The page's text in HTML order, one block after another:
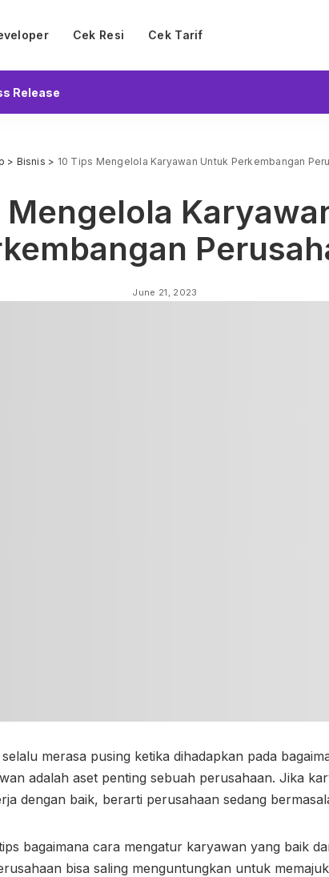
Cek Resi Cek Tarif
Release
> Bisnis > 10 Tips Mengelola Karyawan Untuk Perkembangan
Mengelola
June 21, 2023
merasa pusing ketika dihadapkan pada
adalah aset penting sebuah perusahaan. Jika
dengan baik, berarti perusahaan sedang
bagaimana cara mengatur karyawan yang baik
bisa saling menguntungkan untuk